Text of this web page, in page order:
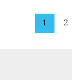
1 2